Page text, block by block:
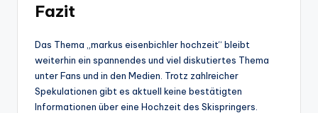
Fazit
Das Thema „markus eisenbichler hochzeit“ bleibt
weiterhin ein spannendes und viel diskutiertes Thema
unter Fans und in den Medien. Trotz zahlreicher
Spekulationen gibt es aktuell keine bestätigten
Informationen über eine Hochzeit des Skispringers.